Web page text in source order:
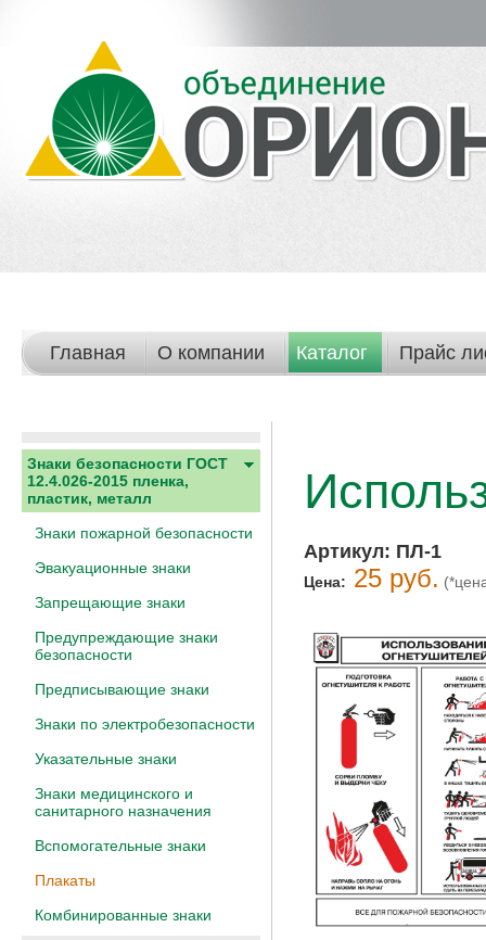
Главная О компании Каталог Прайс
Знаки безопасности ГОСТ
12.4.026-2015 пленка,
пластик, металл
Знаки пожарной безопасности
Эвакуационные знаки
Запрещающие знаки
Предупреждающие знаки
безопасности
Предписывающие знаки
Знаки по электробезопасности
Указательные знаки
Знаки медицинского и
санитарного назначения
Вспомогательные знаки
Плакаты
Комбинированные знаки
Артикул: ПЛ-1
Цена: 25 руб.